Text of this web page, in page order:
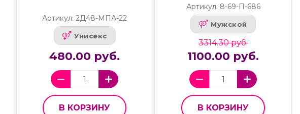
Артикул: 2Д48-МПА-22
Унисекс
480.00 руб.
В КОРЗИНУ
Артикул: 8-69-П-686
Мужской
3314.30 руб.
1100.00 руб.
В КОРЗИНУ